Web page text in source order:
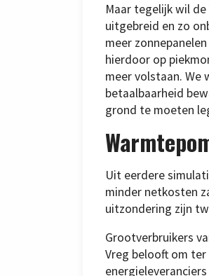
Maar tegelijk wil
uitgebreid en zo
meer
hierdoor op
meer volstaan.
betaalbaarheid
grond te moeten
Uit eerdere
minder netkosten
uitzondering zijn
Grootverbruikers
Vreg belooft om